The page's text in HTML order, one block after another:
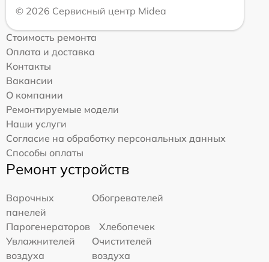
© 2026 Сервисный центр Midea
Стоимость ремонта
Оплата и доставка
Контакты
Вакансии
О компании
Ремонтируемые модели
Наши услуги
Согласие на обработку персональных данных
Способы оплаты
Ремонт устройств
Варочных
панелей
Обогревателей
Парогенераторов
Хлебопечек
Увлажнителей
воздуха
Очистителей
воздуха